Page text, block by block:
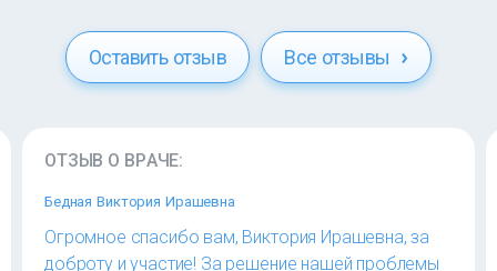
Оставить отзыв Все отзывы
ОТЗЫВ О ВРАЧЕ:
Бедная Виктория Ирашевна
Огромное спасибо вам, Виктория Ирашевна, за
доброту и участие! За решение нашей проблемы